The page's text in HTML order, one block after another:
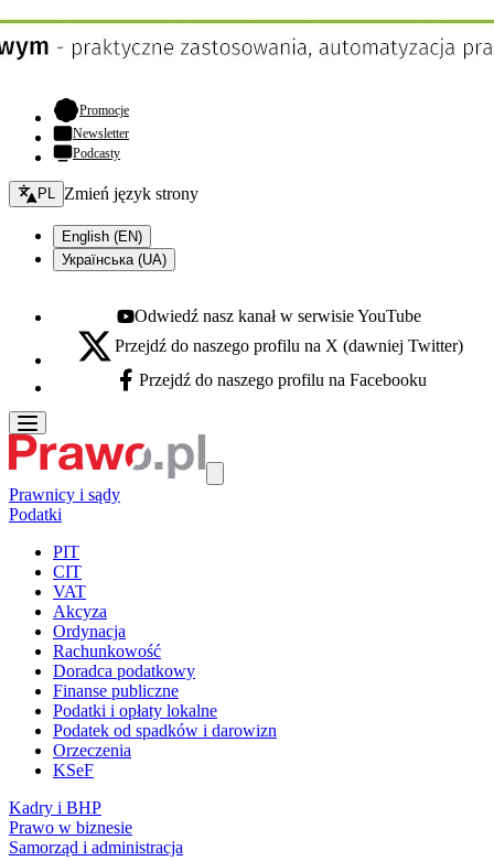
Promocje- otwiera się w nowej karcie
Newsletter
Podcasty
Zmień język - bieżący:
PL Zmień język strony
English (EN)
Українська (UA)
Youtube - otwiera się w nowej karcie
Odwiedź nasz kanał w serwisie YouTube
X - otwiera się w nowej karcie
Przejdź do naszego profilu na X (dawniej Twitter)
Facebook - otwiera się w nowej karcie
Przejdź do naszego profilu na Facebooku
Prawnicy i sądy
Podatki
PIT
CIT
VAT
Akcyza
Ordynacja
Rachunkowość
Doradca podatkowy
Finanse publiczne
Podatki i opłaty lokalne
Podatek od spadków i darowizn
Orzeczenia
KSeF
Kadry i BHP
Prawo w biznesie
Samorząd i administracja